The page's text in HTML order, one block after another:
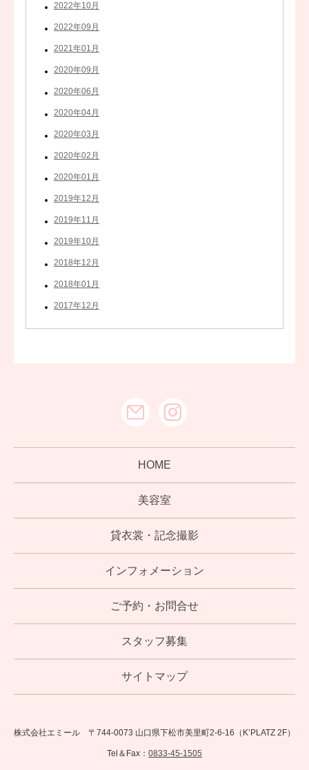
2022年10月
2022年09月
2021年01月
2020年09月
2020年06月
2020年04月
2020年03月
2020年02月
2020年01月
2019年12月
2019年11月
2019年10月
2018年12月
2018年01月
2017年12月
HOME
美容室
貸衣裳・記念撮影
インフォメーション
ご予約・お問合せ
スタッフ募集
サイトマップ
株式会社エミール 〒744-0073 山口県下松市美里町2-6-16（K’PLATZ 2F）
Tel＆Fax： 0833-45-1505